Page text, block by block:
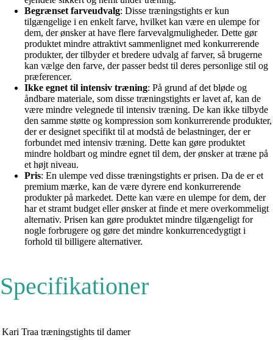
Begrænset farveudvalg: Disse træningstights er kun
tilgængelige i en enkelt farve, hvilket kan være en ulempe for
dem, der ønsker at have flere farvevalgmuligheder. Dette gør
produktet mindre attraktivt sammenlignet med konkurrerende
produkter, der tilbyder et bredere udvalg af farver, så brugerne
kan vælge den farve, der passer bedst til deres personlige stil og
præferencer.
Ikke egnet til intensiv træning: På grund af det bløde og
åndbare materiale, som disse træningstights er lavet af, kan de
være mindre velegnede til intensiv træning. De kan ikke tilbyde
den samme støtte og kompression som konkurrerende produkter,
der er designet specifikt til at modstå de belastninger, der er
forbundet med intensiv træning. Dette kan gøre produktet
mindre holdbart og mindre egnet til dem, der ønsker at træne på
et højt niveau.
Pris: En ulempe ved disse træningstights er prisen. Da de er et
premium mærke, kan de være dyrere end konkurrerende
produkter på markedet. Dette kan være en ulempe for dem, der
har et stramt budget eller ønsker at finde et mere overkommeligt
alternativ. Prisen kan gøre produktet mindre tilgængeligt for
nogle forbrugere og gøre det mindre konkurrencedygtigt i
forhold til billigere alternativer.
Specifikationer
Kari Traa træningstights til damer